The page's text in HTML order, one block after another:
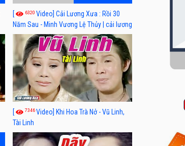
[ 6320 Video] Cải Lương Xưa : Rồi 30
Năm Sau - Minh Vương Lệ Thủy | cải lương
xã hội hay nhất
[ 7346Video] Khi Hoa Trà Nở - Vũ Linh,
Tài Linh